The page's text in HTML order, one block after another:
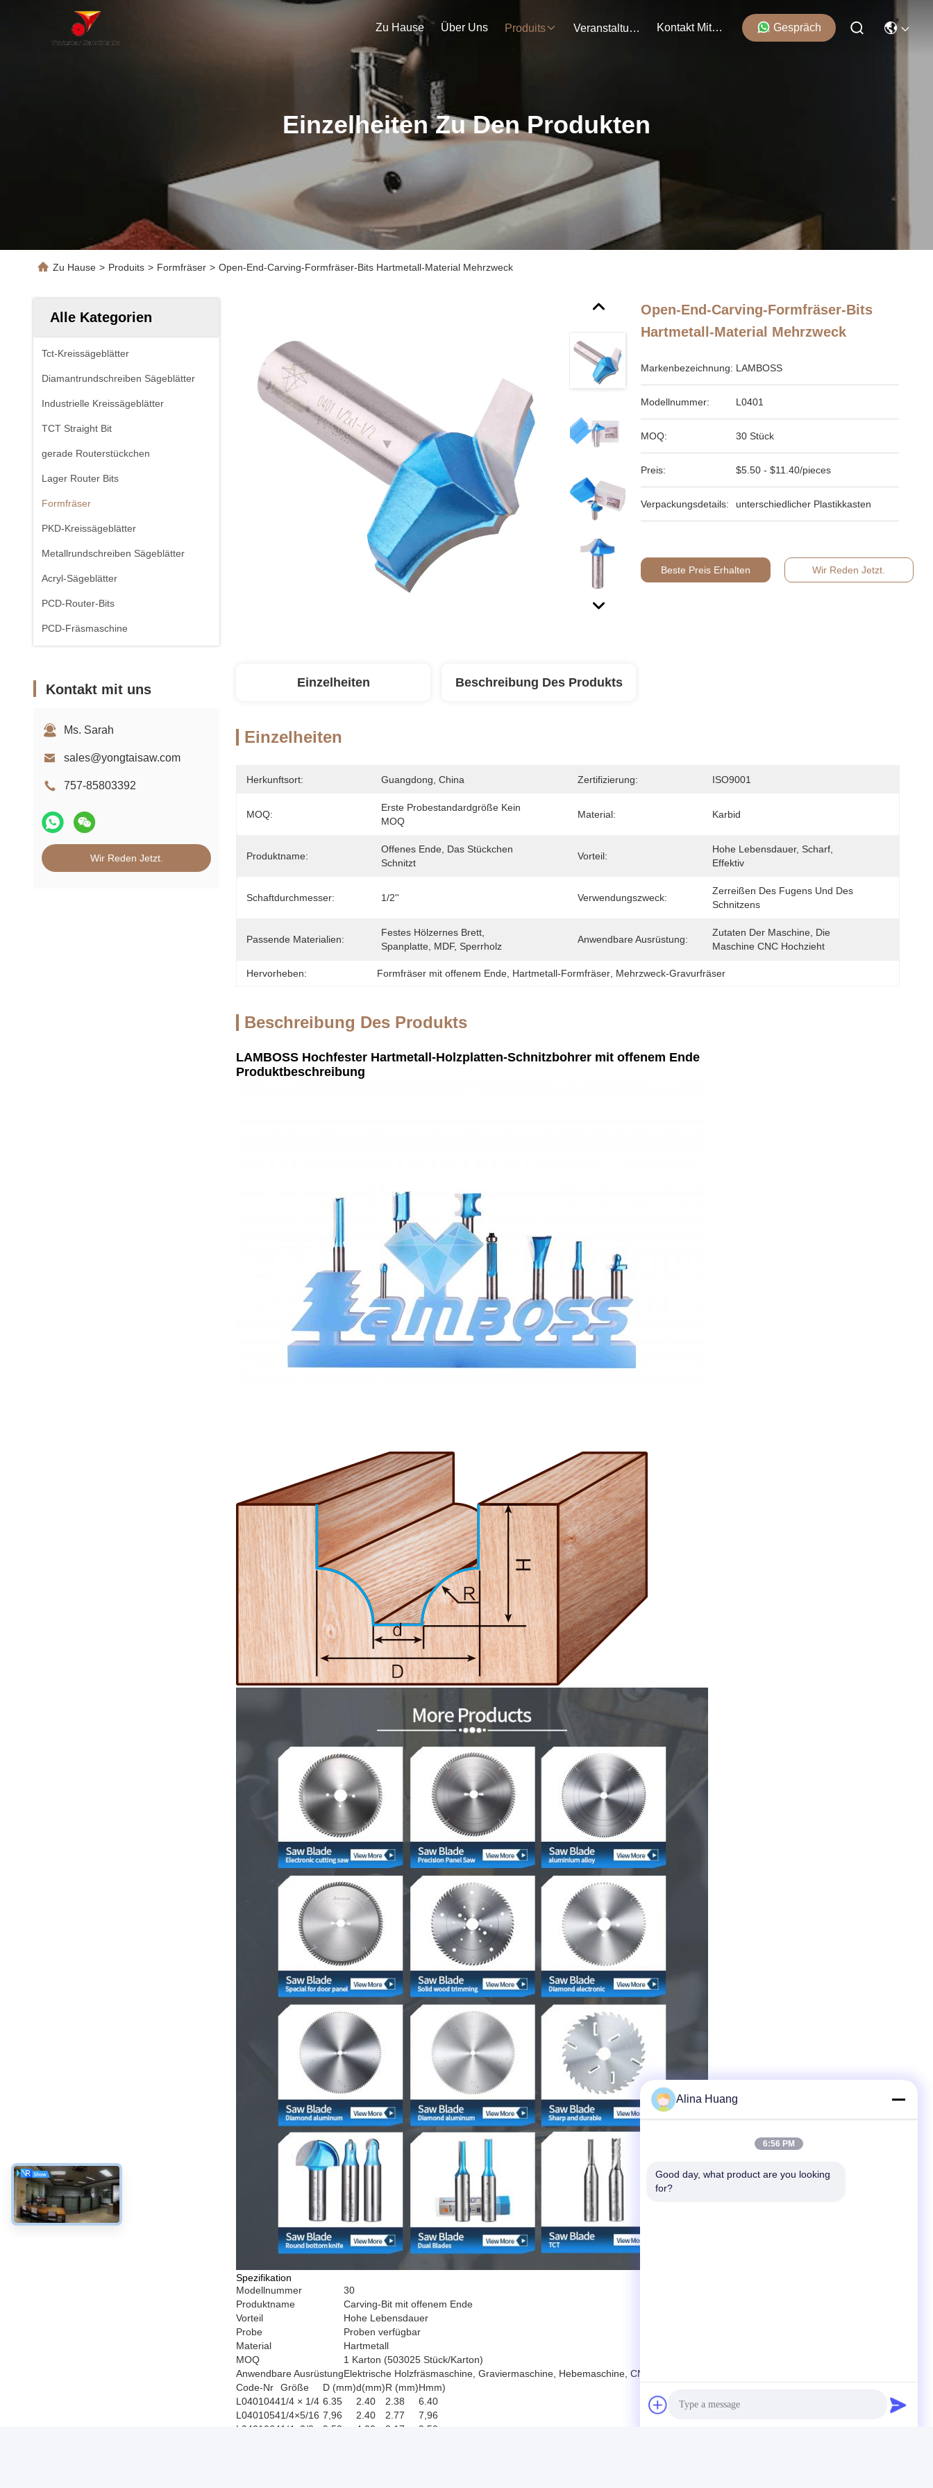
Zu Hause Über Uns Produits Veranstaltungen Kontakt Mit Uns Gespräch
Einzelheiten Zu Den Produkten
Zu Hause > Produits > Formfräser > Open-End-Carving-Formfräser-Bits Hartmetall-Material Mehrzweck
Alle Kategorien
Tct-Kreissägeblätter
Diamantrundschreiben Sägeblätter
Industrielle Kreissägeblätter
TCT Straight Bit
gerade Routerstückchen
Lager Router Bits
Formfräser
PKD-Kreissägeblätter
Metallrundschreiben Sägeblätter
Acryl-Sägeblätter
PCD-Router-Bits
PCD-Fräsmaschine
Kontakt mit uns
Ms. Sarah
sales@yongtaisaw.com
757-85803392
Wir Reden Jetzt.
Open-End-Carving-Formfräser-Bits
Hartmetall-Material Mehrzweck
Markenbezeichnung: LAMBOSS
Modellnummer: L0401
MOQ: 30 Stück
Preis: $5.50 - $11.40/pieces
Verpackungsdetails: unterschiedlicher Plastikkasten
Beste Preis Erhalten Wir Reden Jetzt.
Einzelheiten Beschreibung Des Produkts
Einzelheiten
Herkunftsort: Guangdong, China Zertifizierung: ISO9001
MOQ:
Erste Probestandardgröße Kein
MOQ
Material: Karbid
Produktname:
Offenes Ende, Das Stückchen
Schnitzt
Vorteil:
Hohe Lebensdauer, Scharf,
Effektiv
Schaftdurchmesser: 1/2'' Verwendungszweck:
Zerreißen Des Fugens Und Des
Schnitzens
Passende Materialien:
Festes Hölzernes Brett,
Spanplatte, MDF, Sperrholz
Anwendbare Ausrüstung:
Zutaten Der Maschine, Die
Maschine CNC Hochzieht
Hervorheben: Formfräser mit offenem Ende Hartmetall-Formfräser Mehrzweck-Gravurfräser
Beschreibung Des Produkts
LAMBOSS Hochfester Hartmetall-Holzplatten-Schnitzbohrer mit offenem Ende
Produktbeschreibung
Spezifikation
Modellnummer
30
Produktname
Carving-Bit mit offenem Ende
Vorteil
Hohe Lebensdauer
Probe
Proben verfügbar
Material
Hartmetall
MOQ
1 Karton (503025 Stück/Karton)
Anwendbare AusrüstungElektrische Holzfräsmaschine, Graviermaschine, Hebemaschine, CNC usw.
Code-Nr
Größe D (mm)d(mm)R (mm)Hmm)
L04010441/4 × 1/4 6.35 2.40 2.38
6.40
L04010541/4×5/16 7,96 2.40 2.77
7,96
L04010641/4×3/8 9.52 4.20 3.17
9.50
Alina Huang
6:56 PM
Good day, what product are you looking
for?